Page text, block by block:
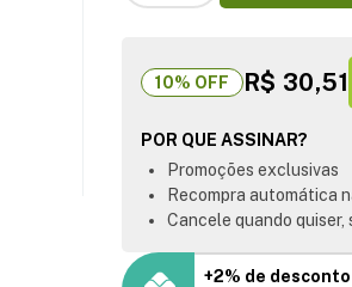
10% OFF R$ 30,51
POR QUE ASSINAR?
Promoções exclusivas
Recompra automática
Cancele quando quiser,
+2% de